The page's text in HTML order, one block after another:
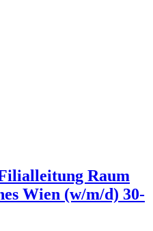
Raum
Wien (w/m/d) 30-